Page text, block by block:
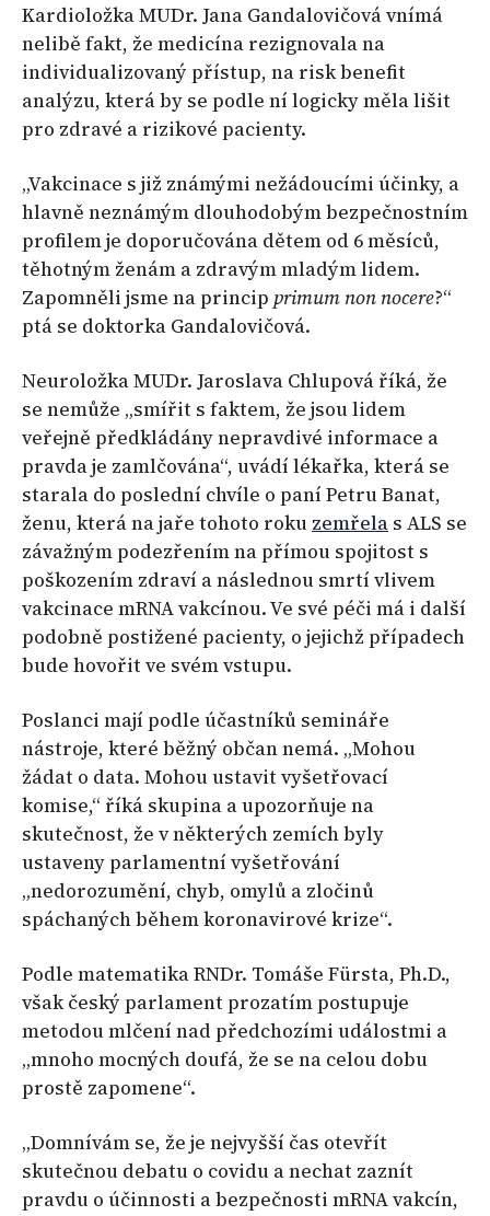
Kardioložka MUDr. Jana Gandalovičová vnímá
nelibě fakt, že medicína rezignovala na
individualizovaný přístup, na risk benefit
analýzu, která by se podle ní logicky měla lišit
pro zdravé a rizikové pacienty.
„Vakcinace s již známými nežádoucími účinky, a
hlavně neznámým dlouhodobým bezpečnostním
profilem je doporučována dětem od 6 měsíců,
těhotným ženám a zdravým mladým lidem.
Zapomněli jsme na princip primum non nocere?“
ptá se doktorka Gandalovičová.
Neuroložka MUDr. Jaroslava Chlupová říká, že
se nemůže „smířit s faktem, že jsou lidem
veřejně předkládány nepravdivé informace a
pravda je zamlčována“, uvádí lékařka, která se
starala do poslední chvíle o paní Petru Banat,
ženu, která na jaře tohoto roku zemřela s ALS se
závažným podezřením na přímou spojitost s
poškozením zdraví a následnou smrtí vlivem
vakcinace mRNA vakcínou. Ve své péči má i další
podobně postižené pacienty, o jejichž případech
bude hovořit ve svém vstupu.
Poslanci mají podle účastníků semináře
nástroje, které běžný občan nemá. „Mohou
žádat o data. Mohou ustavit vyšetřovací
komise,“ říká skupina a upozorňuje na
skutečnost, že v některých zemích byly
ustaveny parlamentní vyšetřování
„nedorozumění, chyb, omylů a zločinů
spáchaných během koronavirové krize“.
Podle matematika RNDr. Tomáše Fürsta, Ph.D.,
však český parlament prozatím postupuje
metodou mlčení nad předchozími událostmi a
„mnoho mocných doufá, že se na celou dobu
prostě zapomene“.
„Domnívám se, že je nejvyšší čas otevřít
skutečnou debatu o covidu a nechat zaznít
pravdu o účinnosti a bezpečnosti mRNA vakcín,